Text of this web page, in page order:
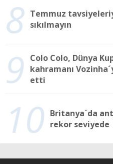
8 Temmuz
sıkılmayın
9
Colo Colo, Dünya
kahramanı
etti
10 Britanya´da
rekor seviyede